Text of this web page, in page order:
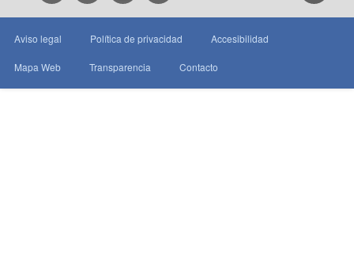
Aviso legal Política de privacidad Accesibilidad
Mapa Web Transparencia Contacto